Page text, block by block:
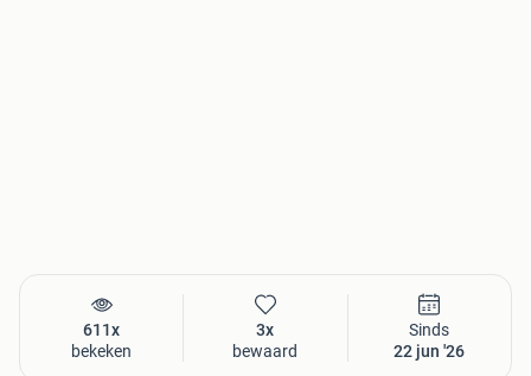
611x
bekeken
3x
bewaard
Sinds
22 jun '26